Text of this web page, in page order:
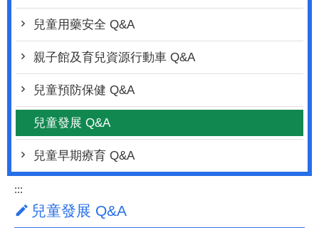
兒童用藥安全 Q&A
親子館及育兒資源行動車 Q&A
兒童預防保健 Q&A
兒童發展 Q&A
兒童早期療育 Q&A
:::
兒童發展 Q&A